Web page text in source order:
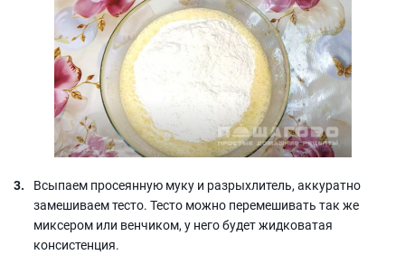
Всыпаем просеянную муку и разрыхлитель, аккуратно
замешиваем тесто. Тесто можно перемешивать так же
миксером или венчиком, у него будет жидковатая
консистенция.